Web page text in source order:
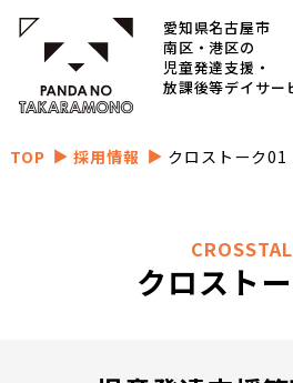
愛知県名古屋市
南区・港区の
児童発達支援・
放課後等デイサー
TOP ▲ 採用情報 ▲ クロストーク01
クロスト